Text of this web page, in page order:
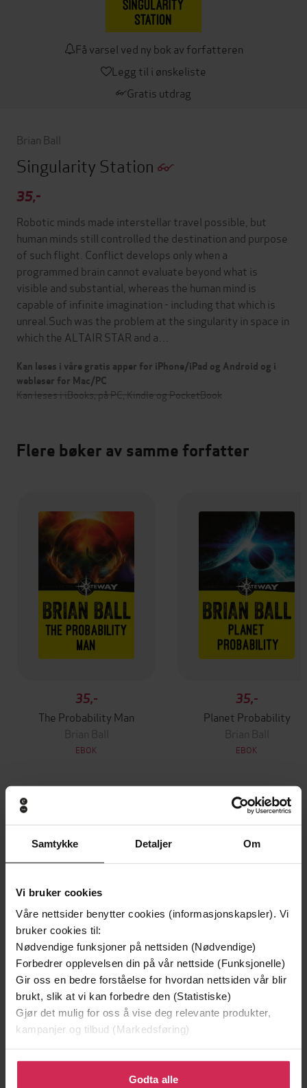
Samtykke Detaljer Om
Vi bruker cookies
Våre nettsider benytter cookies (informasjonskapsler). Vi
bruker cookies til:
Nødvendige funksjoner på nettsiden (Nødvendige)
Forbedrer opplevelsen din på vår nettside (Funksjonelle)
Gir oss en bedre forståelse for hvordan nettsiden vår blir
brukt, slik at vi kan forbedre den (Statistiske)
Gjør det mulig for oss å vise deg relevante produkter,
kampanjer og tilbud (Markedsføring)
Klikk på «Godta alle» for å gi oss ditt samtykke til å
bruke cookies for alle disse formålene. Du kan også
Godta alle
Få varsel ved ny bok av forfatteren
Legg til i ønskeliste
Gratis utdrag
Brian Ball
Singularity Station
35,-
Robotic minds made interstellar travel possible, but
human minds still controlled the destination and purpose
of such flight. Conflict develops only when a
programmed brain cannot evaluate beyond what is
visible and substantial, whereas the human mind is
capable of infinite imagination - including that which is
unreal.Such was the problem at the singularity in space in
which the ALTAIR STAR and a…
Kan leses i våre gratis apper for iPhone/iPad og Android og i
webleser for Mac/PC
Kan leses i iBooks, på PC, Kindle og PocketBook
Flere bøker av samme forfatter
35,-
The Probability Man
Brian Ball
EBOK
35,-
Planet Probability
Brian Ball
EBOK
Andre har også kjøpt
Premium
Premium